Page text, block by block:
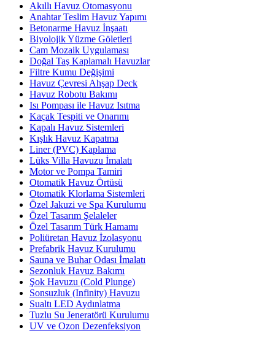
Akıllı Havuz Otomasyonu
Anahtar Teslim Havuz Yapımı
Betonarme Havuz İnşaatı
Biyolojik Yüzme Göletleri
Cam Mozaik Uygulaması
Doğal Taş Kaplamalı Havuzlar
Filtre Kumu Değişimi
Havuz Çevresi Ahşap Deck
Havuz Robotu Bakımı
Isı Pompası ile Havuz Isıtma
Kaçak Tespiti ve Onarımı
Kapalı Havuz Sistemleri
Kışlık Havuz Kapatma
Liner (PVC) Kaplama
Lüks Villa Havuzu İmalatı
Motor ve Pompa Tamiri
Otomatik Havuz Örtüsü
Otomatik Klorlama Sistemleri
Özel Jakuzi ve Spa Kurulumu
Özel Tasarım Şelaleler
Özel Tasarım Türk Hamamı
Poliüretan Havuz İzolasyonu
Prefabrik Havuz Kurulumu
Sauna ve Buhar Odası İmalatı
Sezonluk Havuz Bakımı
Şok Havuzu (Cold Plunge)
Sonsuzluk (Infinity) Havuzu
Sualtı LED Aydınlatma
Tuzlu Su Jeneratörü Kurulumu
UV ve Ozon Dezenfeksiyon